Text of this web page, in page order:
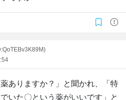
ありますか？」と聞かれ、「特
いた〇という薬がいいです」と